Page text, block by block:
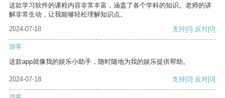
这款学习软件的课程内容非常丰富，涵盖了各个学科的知识。老师的讲
解非常生动，让我能够轻松理解知识点。
2024-07-18
支持[0] 反对[0]
游客
这款app就像我的娱乐小助手，随时随地为我的娱乐提供帮助。
2024-07-18 支持[0] 反对[0]